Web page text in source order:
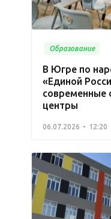
Образование
В Югре по
«Единой
современные
центры
06.07.2026 12:20